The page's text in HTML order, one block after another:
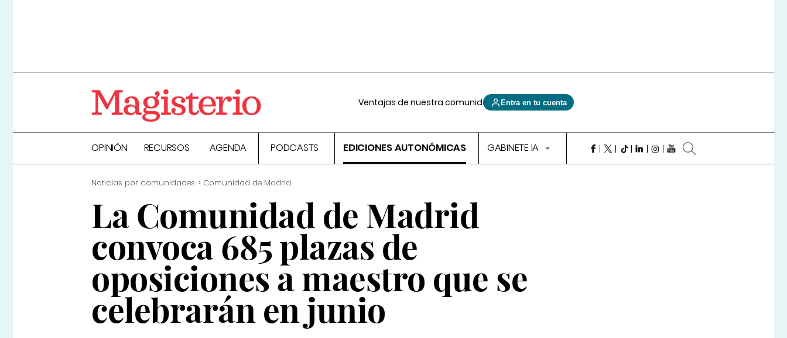
Ventajas de nuestra comunidad Entra en tu cuenta
OPINIÓN RECURSOS AGENDA PODCASTS EDICIONES AUTONÓMICAS GABINETE IA
Noticias por comunidades Comunidad de Madrid
La Comunidad de Madrid
convoca 685 plazas de
oposiciones a maestro que se
celebrarán en junio